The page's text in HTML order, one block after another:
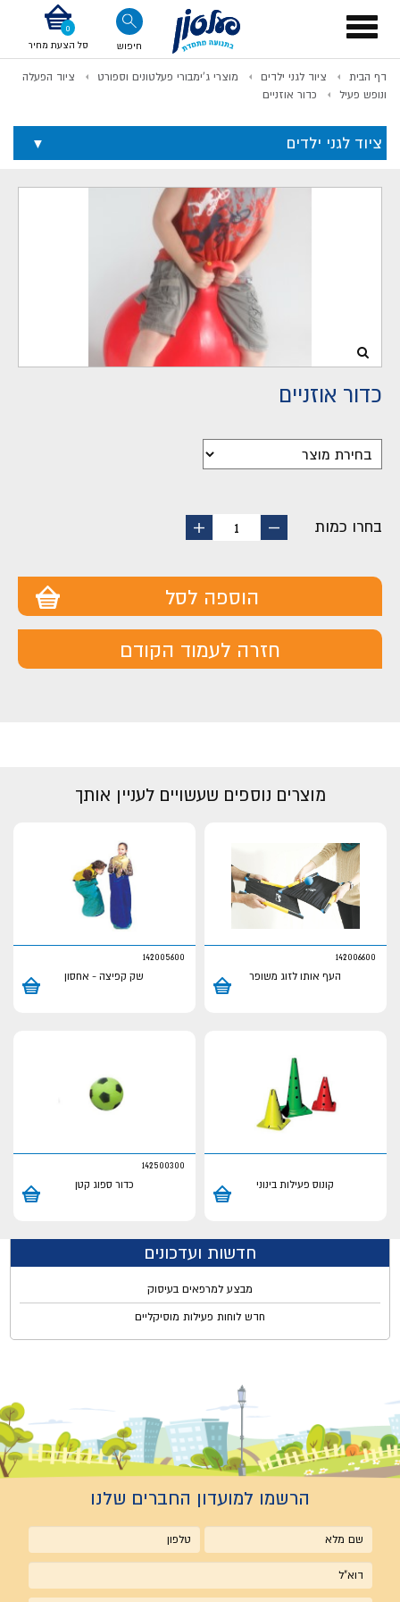
Toggle
navigation
חיפוש סל הצעת מחיר
דף הבית ציוד לגני ילדים מוצרי ג'ימבורי פעלטונים וספורט
ציוד הפעלה
ונופש פעיל
כדור אוזניים
ציוד לגני ילדים
כדור אוזניים
בחרו כמות
החסר
1
הוסף
הוספה לסל
חזרה לעמוד הקודם
מוצרים נוספים שעשויים לעניין אותך
142006600
העף אותו לזוג משופר
142005600
שק קפיצה - אחסון
קונוס פעילות בינוני
142500300
כדור ספוג קטן
חדשות ועדכונים
מבצע למרפאים בעיסוק
חדש לוחות פעילות מוסיקליים
הרשמו למועדון החברים שלנו
שם
מלא
טלפון
אימייל